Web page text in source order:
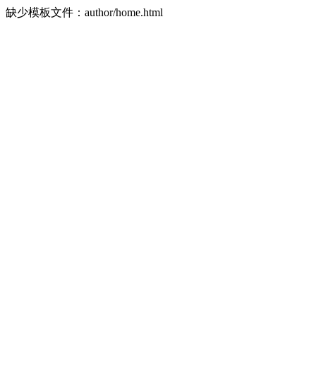
缺少模板文件：author/home.html